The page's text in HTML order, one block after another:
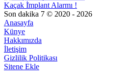
Kaçak İ̇mplant Alarmı !
Son dakika 7 © 2020 - 2026
Anasayfa
Künye
Hakkımızda
İletişim
Gizlilik Politikası
Sitene Ekle